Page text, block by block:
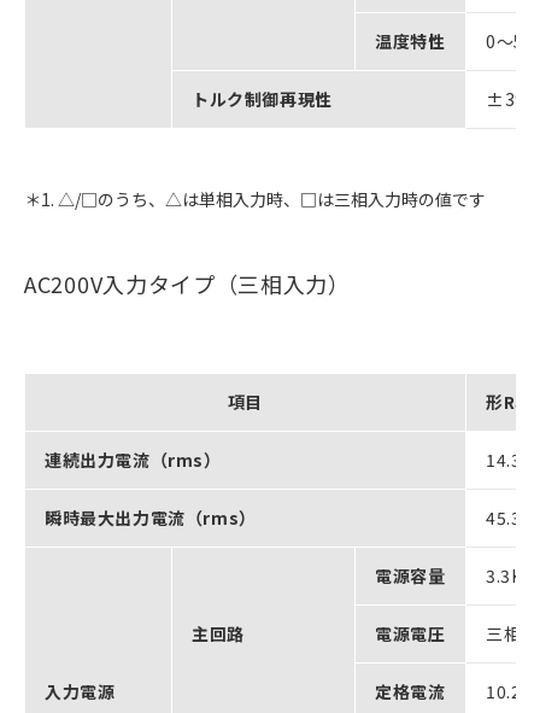
温度特性 0～
トルク制御再現性 ±3%
＊1. △/□のうち、△は単相入力時、□は三相入力時の値です
AC200V入力タイプ（三相入力）
項目 形
連続出力電流（rms） 14.3A
瞬時最大出力電流（rms） 45.3A
入力電源
主回路
電源容量
電源電圧 三相
定格電流 10.2A